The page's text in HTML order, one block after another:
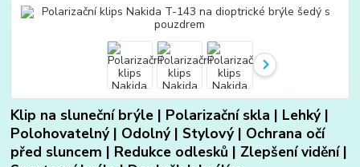
Klip na sluneční brýle | Polarizační skla | Lehký |
Polohovatelný | Odolný | Stylový | Ochrana očí
před sluncem | Redukce odlesků | Zlepšení vidění |